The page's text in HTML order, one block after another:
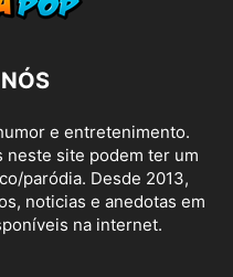
e entretenimento.
site podem ter um
paródia. Desde 2013,
noticias e anedotas em
na internet.